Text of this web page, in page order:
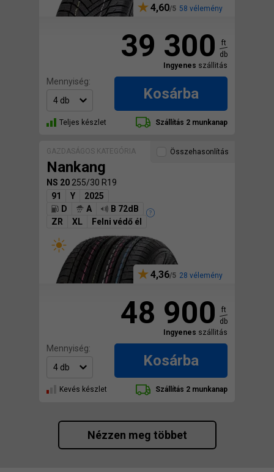
4,60 58 vélemény
39 300
ft
db
Ingyenes szállitás
Mennyiség:
Kosárba
Teljes készlet Szállítás 2 munkanap
GAZDASÁGOS KATEGÓRIA
Nankang
NS 20 255/30 R19
91
Y
2025
D
A
B 72dB
ZR
XL Felni védő él
4,36 28 vélemény
Összehasonlítás
48 900
ft
db
Ingyenes szállitás
Mennyiség:
Kosárba
Kevés készlet Szállítás 2 munkanap
Nézzen meg többet